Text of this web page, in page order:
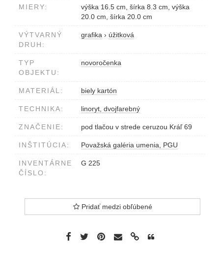
MIERY:
výška 16.5 cm, šírka 8.3 cm, výška
20.0 cm, šírka 20.0 cm
VÝTVARNÝ
DRUH:
grafika › úžitková
TYP
OBJEKTU:
novoročenka
MATERIÁL: biely kartón
TECHNIKA: linoryt, dvojfarebný
ZNAČENIE: pod tlačou v strede ceruzou Kráľ 69
INŠTITÚCIA: Považská galéria umenia, PGU
INVENTÁRNE
ČÍSLO:
G 225
Pridať medzi obľúbené